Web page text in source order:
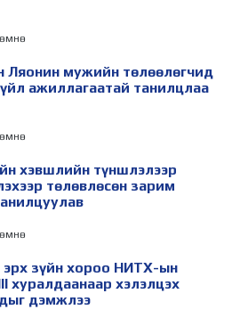
мужийн төлөөлөгчид
ажиллагаатай танилцлаа
хэвшлийн түншлэлээр
төлөвлөсөн зарим
эрх зүйн хороо НИТХ-ын
хуралдаанаар хэлэлцэх
дэмжлээ